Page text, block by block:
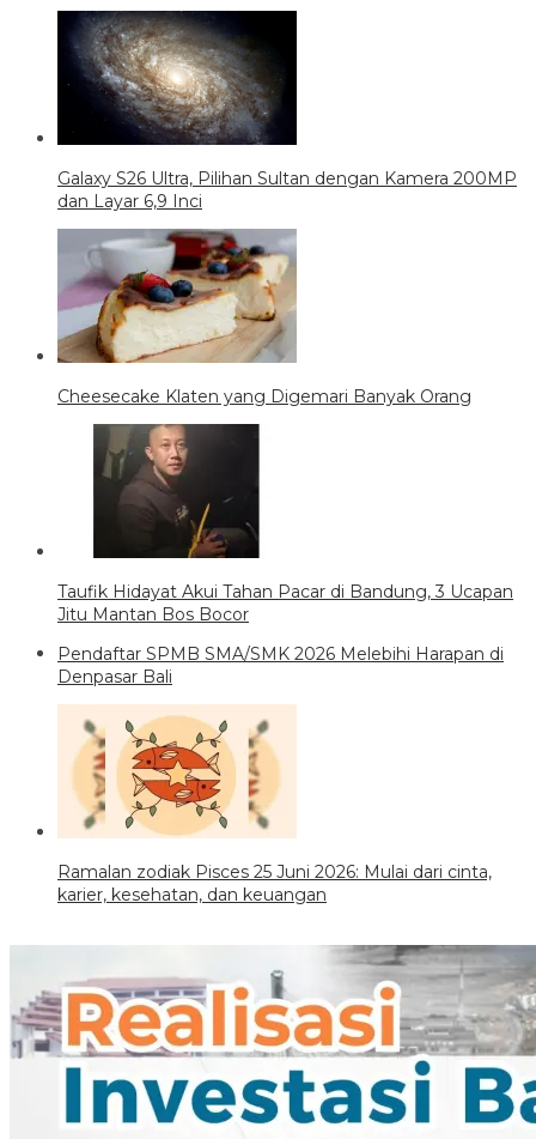
Galaxy S26 Ultra, Pilihan Sultan dengan Kamera 200MP
dan Layar 6,9 Inci
Cheesecake Klaten yang Digemari Banyak Orang
Taufik Hidayat Akui Tahan Pacar di Bandung, 3 Ucapan
Jitu Mantan Bos Bocor
Pendaftar SPMB SMA/SMK 2026 Melebihi Harapan di
Denpasar Bali
Ramalan zodiak Pisces 25 Juni 2026: Mulai dari cinta,
karier, kesehatan, dan keuangan